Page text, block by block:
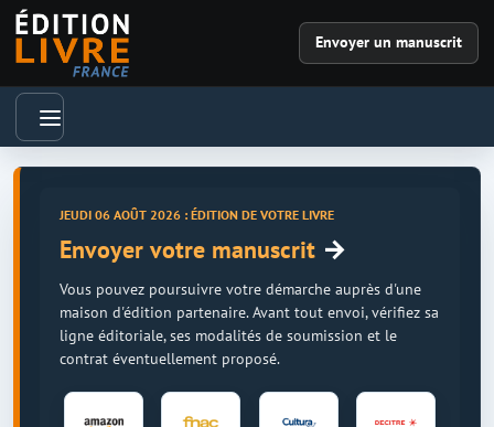
Envoyer un manuscrit
JEUDI 06 AOÛT 2026 : ÉDITION DE VOTRE LIVRE
Envoyer votre manuscrit →
Vous pouvez poursuivre votre démarche auprès d'une
maison d'édition partenaire. Avant tout envoi, vérifiez sa
ligne éditoriale, ses modalités de soumission et le
contrat éventuellement proposé.